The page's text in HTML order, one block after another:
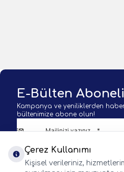
E-Bülten
Kampanya ve yeniliklerden
bültenimize abone olun!
KVKK Sözleşmesi'ni
Çerez Kullanımı
Kişisel verileriniz,